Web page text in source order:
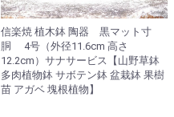
信楽焼 植木鉢 陶器 黒マット寸
胴 4号（外径11.6cm 高さ
12.2cm）サナサービス【山野草鉢
多肉植物鉢 サボテン鉢 盆栽鉢 果樹
苗 アガベ 塊根植物】